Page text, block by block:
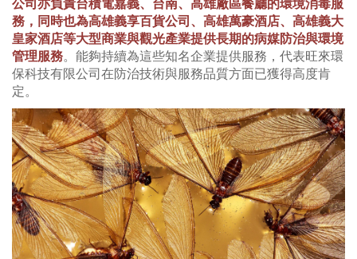
公司亦負責台積電嘉義、台南、高雄廠區餐廳的環境消毒服
務，同時也為高雄義享百貨公司、高雄萬豪酒店、高雄義大
皇家酒店等大型商業與觀光產業提供長期的病媒防治與環境
管理服務。能夠持續為這些知名企業提供服務，代表旺來環
保科技有限公司在防治技術與服務品質方面已獲得高度肯
定。